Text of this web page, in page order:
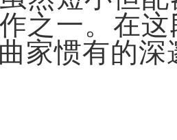
之一。在
家惯有的